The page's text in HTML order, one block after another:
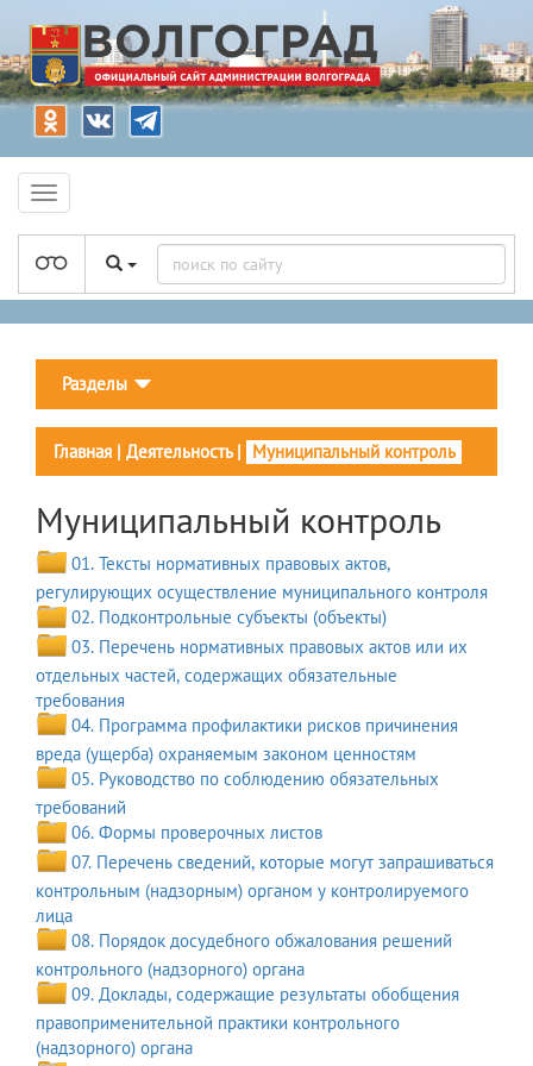
Разделы
Главная | Деятельность| Муниципальный контроль
Муниципальный контроль
01. Тексты нормативных правовых актов,
регулирующих осуществление муниципального контроля
02. Подконтрольные субъекты (объекты)
03. Перечень нормативных правовых актов или их
отдельных частей, содержащих обязательные
требования
04. Программа профилактики рисков причинения
вреда (ущерба) охраняемым законом ценностям
05. Руководство по соблюдению обязательных
требований
06. Формы проверочных листов
07. Перечень сведений, которые могут запрашиваться
контрольным (надзорным) органом у контролируемого
лица
08. Порядок досудебного обжалования решений
контрольного (надзорного) органа
09. Доклады, содержащие результаты обобщения
правоприменительной практики контрольного
(надзорного) органа